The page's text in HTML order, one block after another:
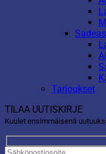
Tarjoukset
TILAA UUTISKIRJE
Kuulet ensimmäisenä